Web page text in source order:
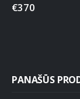
€370
PANAŠŪS